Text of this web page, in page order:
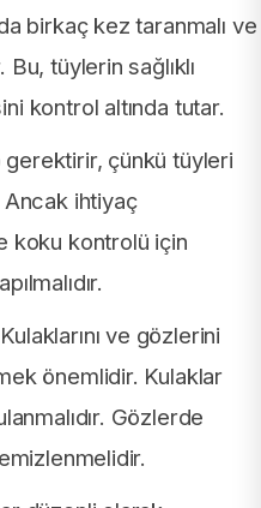
birkaç kez taranmalı ve
tüylerin sağlıklı
kontrol altında tutar.
çünkü tüyleri
ihtiyaç
koku kontrolü için
ve gözlerini
önemlidir. Kulaklar
Gözlerde